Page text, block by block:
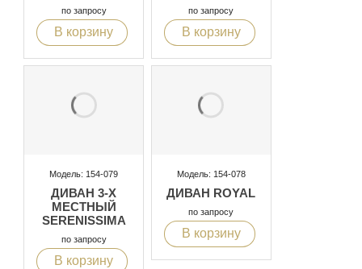
по запросу
В корзину
по запросу
В корзину
Модель: 154-079
ДИВАН 3-Х
МЕСТНЫЙ
SERENISSIMA
по запросу
В корзину
Модель: 154-078
ДИВАН ROYAL
по запросу
В корзину